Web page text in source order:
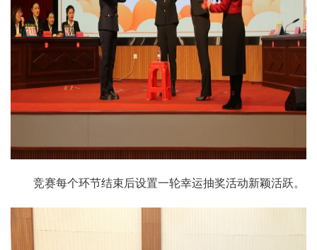
竞赛每个环节结束后设置一轮幸运抽奖活动新颖活跃。